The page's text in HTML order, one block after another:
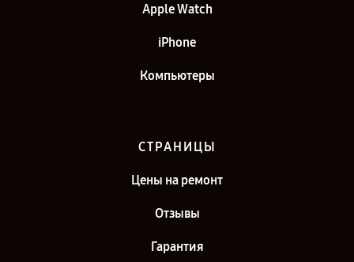
Apple Watch
iPhone
Компьютеры
СТРАНИЦЫ
Цены на ремонт
Отзывы
Гарантия